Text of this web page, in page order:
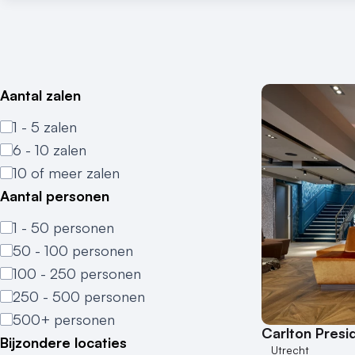
Aantal zalen
1 - 5 zalen
6 - 10 zalen
10 of meer zalen
Aantal personen
1 - 50 personen
50 - 100 personen
100 - 250 personen
250 - 500 personen
500+ personen
Bijzondere locaties
Carlton
Utrecht